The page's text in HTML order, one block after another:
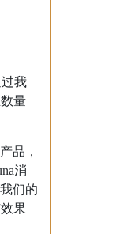
我
量
品，
消
们的
果